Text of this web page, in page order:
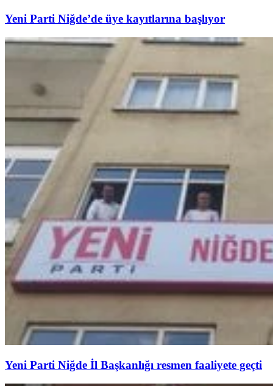
Yeni Parti Niğde’de üye kayıtlarına başlıyor
Yeni Parti Niğde İl Başkanlığı resmen faaliyete geçti